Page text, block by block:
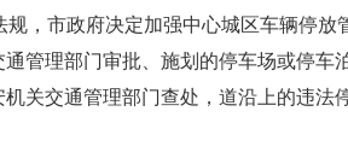
，市政府决定加强中心城区车辆停放
通管理部门审批、施划的停车场或停车
机关交通管理部门查处，道沿上的违法